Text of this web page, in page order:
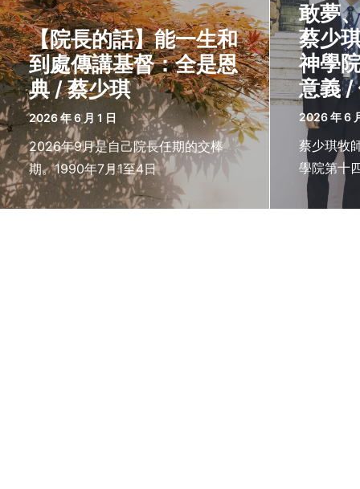
【院長的話】能一生和
到處傳講基督：全是恩
典 / 蔡少琪
2026 年 6 月 1 日
2026年9月是自己院長任期的交棒
期。1990年7月1至4日
敢夢
蔡少
神學
意義 /
2026 年 6
蔡少琪牧
學院第十